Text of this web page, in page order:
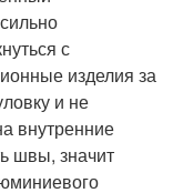
с
изделия за
и не
внутренние
швы, значит